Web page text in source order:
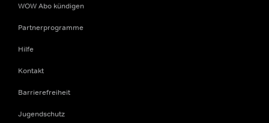
WOW Abo kündigen
Partnerprogramme
Hilfe
Kontakt
Barrierefreiheit
Jugendschutz